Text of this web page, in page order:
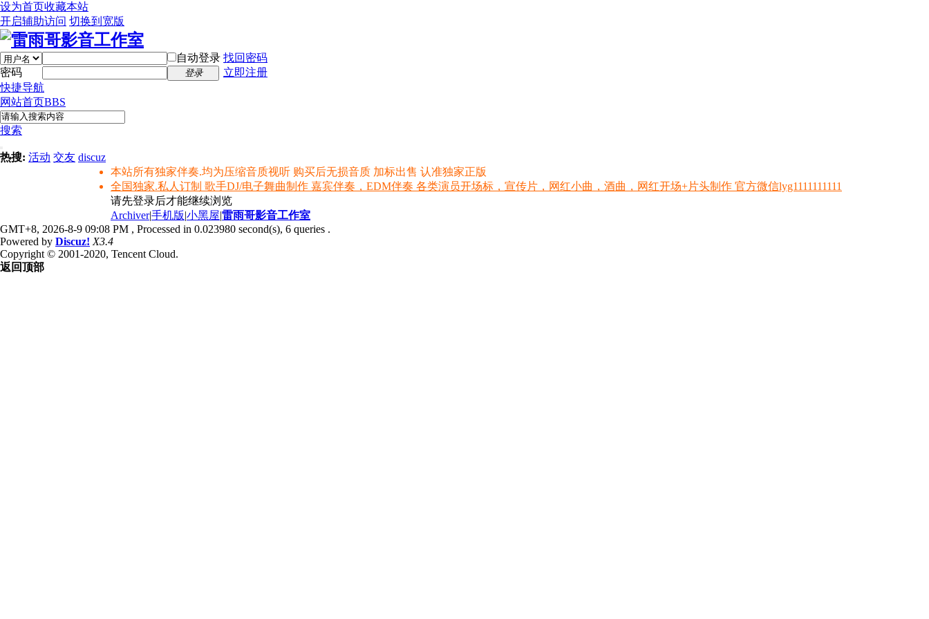
设为首页收藏本站
开启辅助访问 切换到宽版
自动登录 找回密码
密码
登录
立即注册
快捷导航
网站首页BBS
搜索
热搜: 活动 交友 discuz
本站所有独家伴奏.均为压缩音质视听 购买后无损音质 加标出售 认准独家正版
全国独家.私人订制 歌手DJ/电子舞曲制作 嘉宾伴奏，EDM伴奏 各类演员开场标，宣传片，网红小曲，酒曲，网红开场+片头制作 官方微信lyg1111111111
请先登录后才能继续浏览
Archiver|手机版|小黑屋|雷雨哥影音工作室
GMT+8, 2026-8-9 09:08 PM , Processed in 0.023980 second(s), 6 queries .
Powered by Discuz! X3.4
Copyright © 2001-2020, Tencent Cloud.
返回顶部